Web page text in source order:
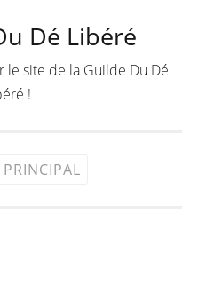
Dé Libéré
le site de la Guilde Du Dé
!